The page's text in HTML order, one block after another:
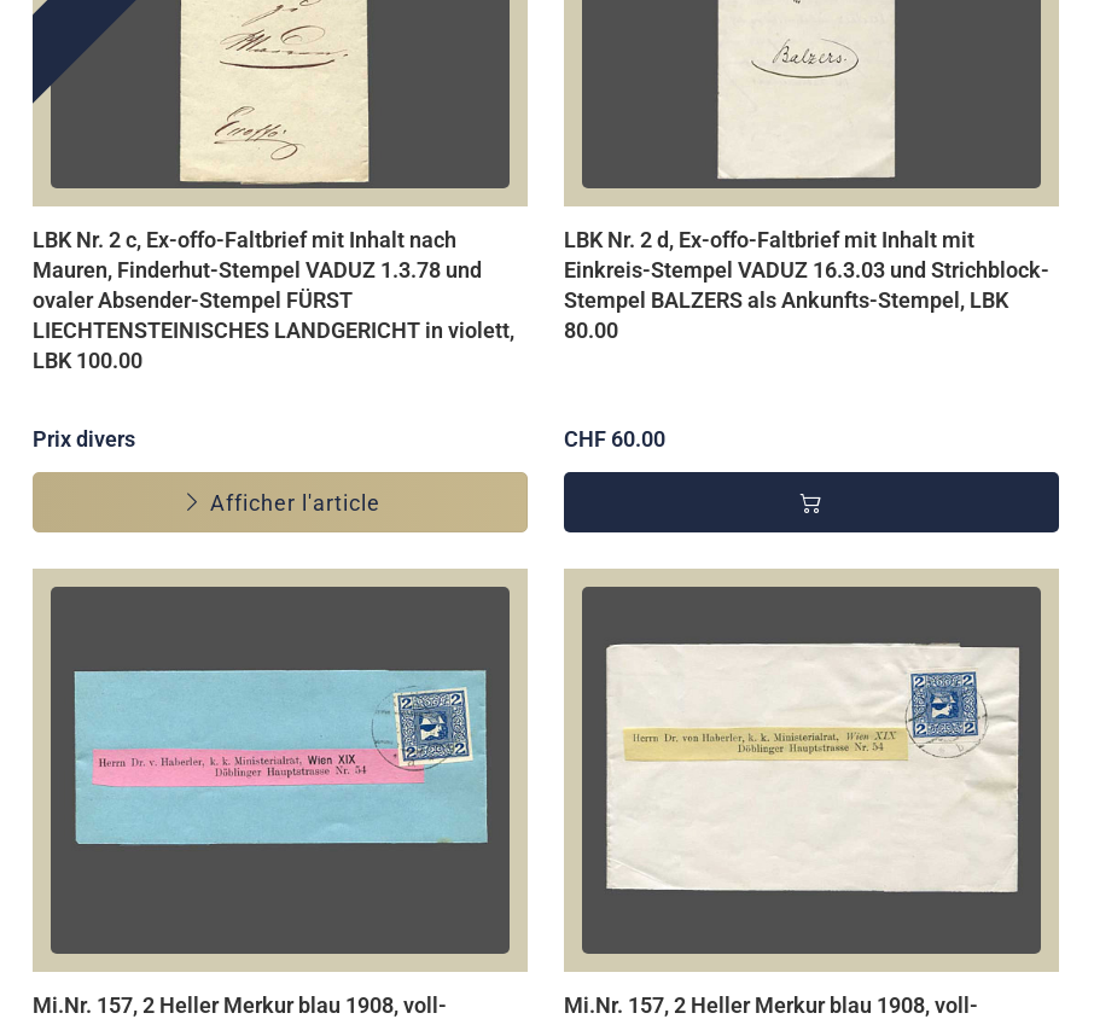
LBK Nr. 2 c, Ex-offo-Faltbrief mit Inhalt nach
Mauren, Finderhut-Stempel VADUZ 1.3.78 und
ovaler Absender-Stempel FÜRST
LIECHTENSTEINISCHES LANDGERICHT in violett,
LBK 100.00
Prix divers
Afficher l'article
LBK Nr. 2 d, Ex-offo-Faltbrief mit Inhalt mit
Einkreis-Stempel VADUZ 16.3.03 und Strichblock-
Stempel BALZERS als Ankunfts-Stempel, LBK
80.00
CHF 60.00
Mi.Nr. 157, 2 Heller Merkur blau 1908, voll-
Mi.Nr. 157, 2 Heller Merkur blau 1908, voll-